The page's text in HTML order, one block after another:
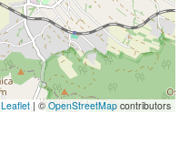
Leaflet | ©OpenStreetMap contributors